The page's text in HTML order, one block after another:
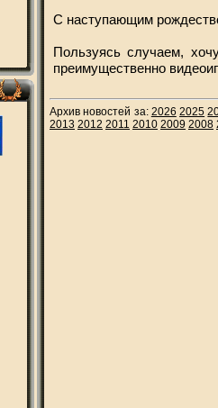
С наступающим
Пользуясь случаем,
преимущественно
Архив новостей за: 2026 2025
2013 2012 2011 2010 2009 2008